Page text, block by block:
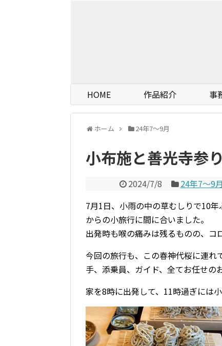
HOME 作品紹介 事
ホーム 24年7〜9月
小布施と善光寺参
2024/7/8 24年7〜9月
7月1日、小雨の中の草むしりで10
からの小旅行に間に合いました。
出発時も喉の痛みは残るものの、コ
今回の旅行も、この春神代桜に連れ
手、添乗員、ガイド、全てお任せの
家を8時に出発して、11時過ぎには小